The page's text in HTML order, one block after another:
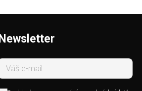
Newsletter